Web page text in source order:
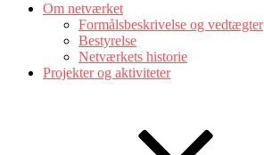
Om netværket
Formålsbeskrivelse og vedtægter
Bestyrelse
Netværkets historie
Projekter og aktiviteter